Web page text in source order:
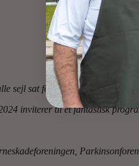
sejl sat for at sprede
inviterer til et fantastisk